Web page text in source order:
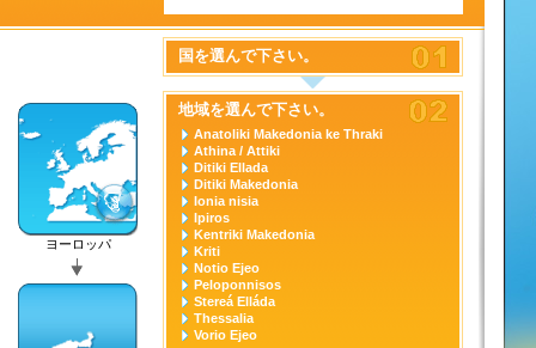
ヨーロッパ
国を選んで下さい。
地域を選んで下さい。
Anatoliki Makedonia ke Thraki
Athina / Attiki
Ditiki Ellada
Ditiki Makedonia
Ionia nisia
Ipiros
Kentriki Makedonia
Kriti
Notio Ejeo
Peloponnisos
Stereá Elláda
Thessalia
Vorio Ejeo